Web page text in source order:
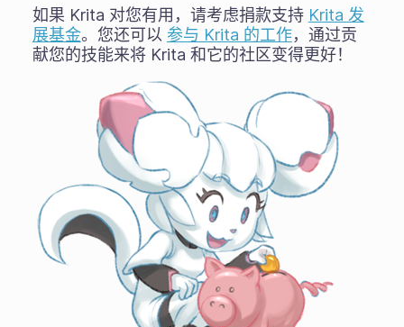
如果 Krita 对您有用，请考虑捐款支持 Krita 发
展基金。您还可以 参与 Krita 的工作，通过贡
献您的技能来将 Krita 和它的社区变得更好！